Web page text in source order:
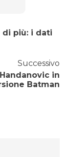
di più: i dati
Successivo
Handanovic in
Batman